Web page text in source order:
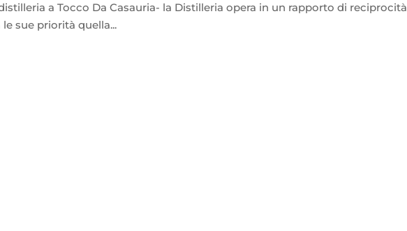
a Tocco Da Casauria- la Distilleria opera in un rapporto di reciprocità
sue priorità quella...